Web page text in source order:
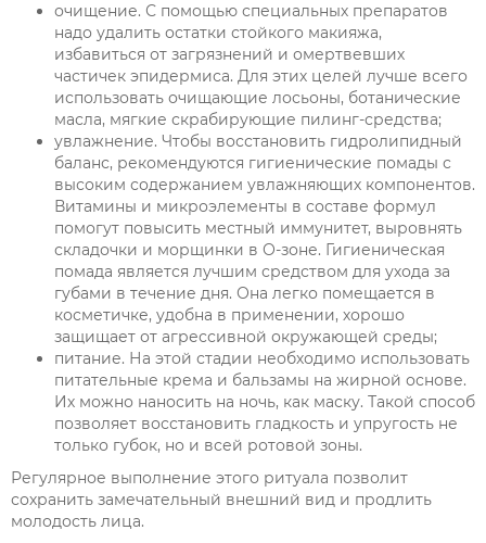
очищение. С помощью специальных препаратов
надо удалить остатки стойкого макияжа,
избавиться от загрязнений и омертвевших
частичек эпидермиса. Для этих целей лучше всего
использовать очищающие лосьоны, ботанические
масла, мягкие скрабирующие пилинг-средства;
увлажнение. Чтобы восстановить гидролипидный
баланс, рекомендуются гигиенические помады с
высоким содержанием увлажняющих компонентов.
Витамины и микроэлементы в составе формул
помогут повысить местный иммунитет, выровнять
складочки и морщинки в О-зоне. Гигиеническая
помада является лучшим средством для ухода за
губами в течение дня. Она легко помещается в
косметичке, удобна в применении, хорошо
защищает от агрессивной окружающей среды;
питание. На этой стадии необходимо использовать
питательные крема и бальзамы на жирной основе.
Их можно наносить на ночь, как маску. Такой способ
позволяет восстановить гладкость и упругость не
только губок, но и всей ротовой зоны.
Регулярное выполнение этого ритуала позволит
сохранить замечательный внешний вид и продлить
молодость лица.